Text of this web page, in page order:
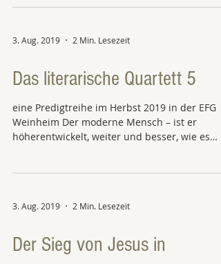
3. Aug. 2019 2 Min. Lesezeit
Das literarische Quartett 5
eine Predigtreihe im Herbst 2019 in der EFG
Weinheim Der moderne Mensch – ist er
höherentwickelt, weiter und besser, wie es
3. Aug. 2019 2 Min. Lesezeit
Der Sieg von Jesus in